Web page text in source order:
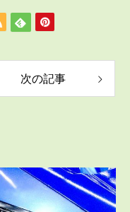
次の記事